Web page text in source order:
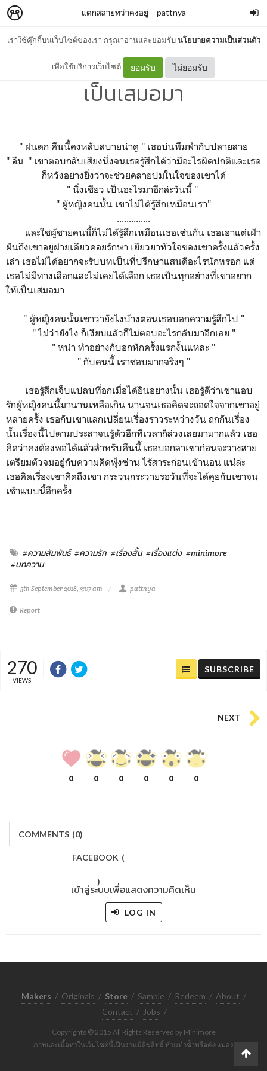
เราใช้คุ๊กกี้บนเว็บไซต์ของเรา กรุณาอ่านและยอมรับนโยบายความเป็นส่วนตัว
เพื่อใช้บริการเว็บไซต์ ยอมรับ ไม่ยอมรับ
แตกสลายทว่าคงอยู่ – pattnya
01 เป็นทุกอย่างที่เขาอยากให้
เป็นเสมอมา
" ฝนตก คืนนี้คงหลับสบายน่าดู " เธอบ่นพึมพำกับปลายสาย
" อืม " เขาตอบกลับเสียงนิ่งจนเธอรู้สึกได้ว่ามีอะไรผิดปกติและเธอ
ก็หวังอย่างยิ่งว่าจะช่วยคลายปมในใจของเขาได้
" นิ่งเชียว เป็นอะไรมาอีกล่ะวันนี้ "
" ผู้หญิงคนนั้น เขาไม่ได้รู้สึกเหมือนเรา"
..............
และใช่ผู้ชายคนนี้ก็ไม่ได้รู้สึกเหมือนเธอเช่นกัน เธอเอาแต่เฝ้า
ฝันถึงเขาอยู่ฝ่ายเดียวคอยรักษา เยียวยาหัวใจของเขาครั้งแล้วครั้ง
เล่า เธอไม่ได้อยากจะรับบทเป็นที่ปรึกษาแสนดีอะไรนักหรอก แต่
เธอไม่มีทางเลือกและไม่เคยได้เลือก เธอเป็นทุกอย่างที่เขาอยาก
ให้เป็นเสมอมา
" ผู้หญิงคนนั้นเขาว่ายังไงบ้างตอนเธอบอกความรู้สึกไป "
" ไม่ว่ายังไง ก็เงียบแล้วก็ไม่ตอบอะไรกลับมาอีกเลย "
" หน่า ทำอย่างกับอกหักครั้งแรกงั้นแหละ "
" กับคนนี้ เราชอบมากจริงๆ "
เธอรู้สึกเจ็บแปลบที่อกเมื่อได้ยินอย่างนั้น เธอรู้ดีว่าเขาแอบ
รักผู้หญิงคนนี้มานานเหลือเกิน นานจนเธอคิดจะถอดใจจากเขาอยู่
หลายครั้ง เธอกับเขาแลกเปลี่ยนเรื่องราวระหว่างวัน ถกกันเรื่อง
นั้นเรื่องนี้ไปตามประสาจนรู้ตัวอีกทีเวลาก็ล่วงเลยมามากแล้ว เธอ
คิดว่าคงต้องพอได้แล้วสำหรับคืนนี้ เธอบอกลาเขาก่อนจะวางสาย
เตรียมตัวจมอยู่กับความคิดฟุ้งซ่าน ไร้สาระก่อนเข้านอน แน่ล่ะ
เธอคิดเรื่องเขาคิดถึงเขา กระวนกระวายรอวันที่จะได้คุยกับเขาจน
เช้าแบบนี้อีกครั้ง
#ความสัมพันธ์ #ความรัก #เรื่องสั้น #เรื่องแต่ง #minimore
#บทความ
5th September 2018, 3:07 am pattnya
Report
270
VIEWS
SUBSCRIBE
NEXT
0 0 0 0 0 0
COMMENTS (0)
FACEBOOK (
)
เข้าสู่ระบบเพื่อแสดงความคิดเห็น
LOG IN
Makers / Originals / Store / Sample / Redeem / About /
Contact / Jobs /
Copyrights © 2015 All Rights Reserved by Minimore
ภาพและเนื้อหาในเว็บไซต์นี้เป็นงานมีลิขสิทธิ์ ห้ามทำซ้ำหรือดัดแปลง